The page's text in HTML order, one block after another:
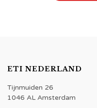
ETI NEDERLAND
Tijnmuiden 26
1046 AL Amsterdam